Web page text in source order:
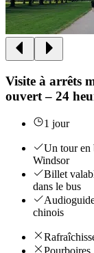
Visite à arrêts
ouvert – 24
1 jour
Un tour en
Windsor
Billet
dans le bus
chinois